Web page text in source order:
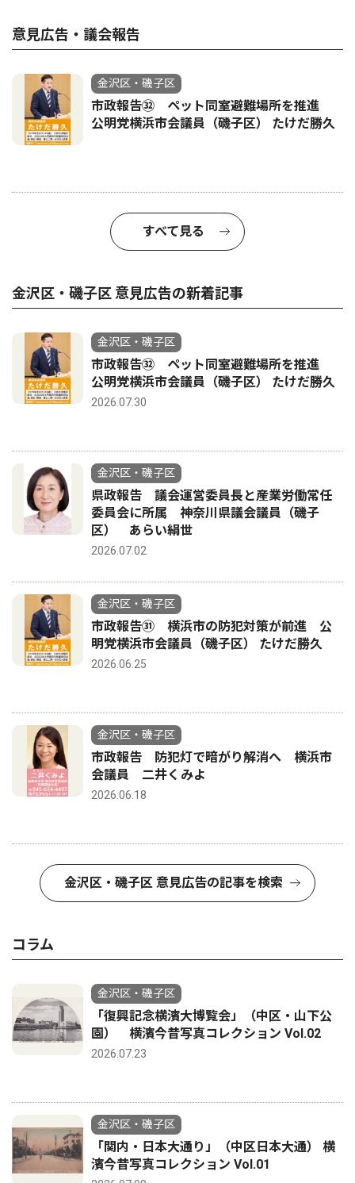
意見広告・議会報告
金沢区・磯子区
市政報告㉜ ペット同室避難場所を推進
公明党横浜市会議員（磯子区） たけだ勝久
すべて見る
金沢区・磯子区 意見広告の新着記事
金沢区・磯子区
市政報告㉜ ペット同室避難場所を推進
公明党横浜市会議員（磯子区） たけだ勝久
2026.07.30
金沢区・磯子区
県政報告 議会運営委員長と産業労働常任
委員会に所属 神奈川県議会議員（磯子
区） あらい絹世
2026.07.02
金沢区・磯子区
市政報告㉛ 横浜市の防犯対策が前進 公
明党横浜市会議員（磯子区） たけだ勝久
2026.06.25
金沢区・磯子区
市政報告 防犯灯で暗がり解消へ 横浜市
会議員 二井くみよ
2026.06.18
金沢区・磯子区 意見広告の記事を検索
コラム
金沢区・磯子区
「復興記念横濱大博覧会」（中区・山下公
園） 横濱今昔写真コレクション Vol.02
2026.07.23
金沢区・磯子区
「関内・日本大通り」（中区日本大通） 横
濱今昔写真コレクション Vol.01